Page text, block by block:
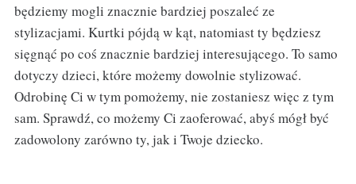
będziemy mogli znacznie bardziej poszaleć ze
stylizacjami. Kurtki pójdą w kąt, natomiast ty będziesz
sięgnąć po coś znacznie bardziej interesującego. To samo
dotyczy dzieci, które możemy dowolnie stylizować.
Odrobinę Ci w tym pomożemy, nie zostaniesz więc z tym
sam. Sprawdź, co możemy Ci zaoferować, abyś mógł być
zadowolony zarówno ty, jak i Twoje dziecko.